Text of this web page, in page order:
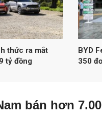
thức ra mắt
tỷ đồng
BYD
350
bán hơn